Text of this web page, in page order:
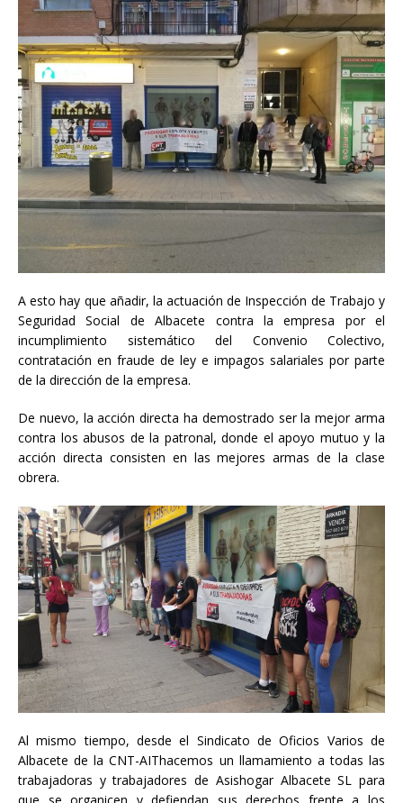
A esto hay que añadir, la actuación de Inspección de Trabajo y
Seguridad Social de Albacete contra la empresa por el
incumplimiento sistemático del Convenio Colectivo,
contratación en fraude de ley e impagos salariales por parte
de la dirección de la empresa.
De nuevo, la acción directa ha demostrado ser la mejor arma
contra los abusos de la patronal, donde el apoyo mutuo y la
acción directa consisten en las mejores armas de la clase
obrera.
Al mismo tiempo, desde el Sindicato de Oficios Varios de
Albacete de la CNT-AIThacemos un llamamiento a todas las
trabajadoras y trabajadores de Asishogar Albacete SL para
que se organicen y defiendan sus derechos frente a los